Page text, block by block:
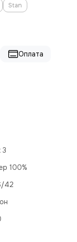
Stan
Оплата
3
100%
42